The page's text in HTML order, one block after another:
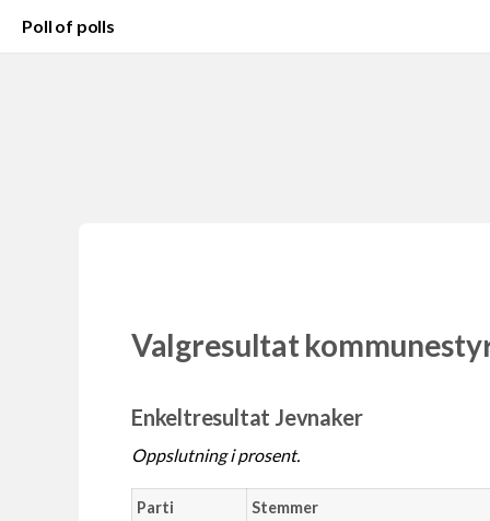
Poll of polls
Valgresultat
Enkeltresultat Jevnaker
Oppslutning i prosent.
Parti Stemmer